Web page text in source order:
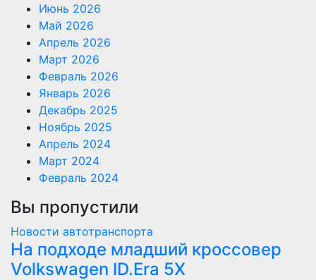
Июнь 2026
Май 2026
Апрель 2026
Март 2026
Февраль 2026
Январь 2026
Декабрь 2025
Ноябрь 2025
Апрель 2024
Март 2024
Февраль 2024
Вы пропустили
Новости автотранспорта
На подходе младший кроссовер
Volkswagen ID.Era 5X